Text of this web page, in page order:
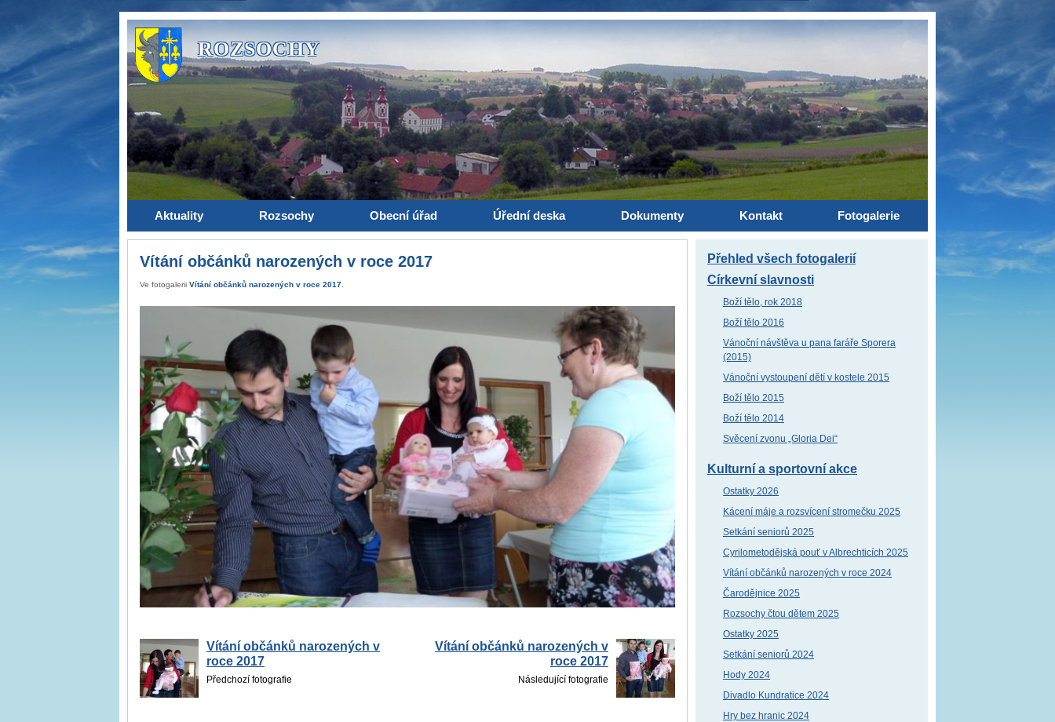
ROZSOCHY
Aktuality Rozsochy Obecní úřad Úřední deska Dokumenty Kontakt Fotogalerie
Vítání občánků narozených v roce 2017
Ve fotogalerii Vítání občánků narozených v roce 2017
Vítání občánků narozených v
roce 2017
Předchozí fotografie
Vítání občánků narozených v
roce 2017
Následující fotografie
Přehled všech fotogalerií
Církevní slavnosti
Boží tělo, rok 2018
Boží tělo 2016
Vánoční návštěva u pana faráře Sporera
(2015)
Vánoční vystoupení dětí v kostele 2015
Boží tělo 2015
Boží tělo 2014
Svěcení zvonu „Gloria Dei“
Kulturní a sportovní akce
Ostatky 2026
Kácení máje a rozsvícení stromečku 2025
Setkání seniorů 2025
Cyrilometodějská pouť v Albrechticích 2025
Vítání občánků narozených v roce 2024
Čarodějnice 2025
Rozsochy čtou dětem 2025
Ostatky 2025
Setkání seniorů 2024
Hody 2024
Divadlo Kundratice 2024
Hry bez hranic 2024